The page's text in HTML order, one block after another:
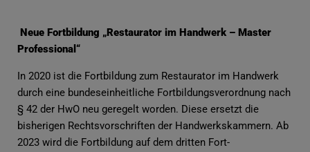
Neue Fortbildung „Restaurator im Handwerk – Master
Professional“
In 2020 ist die Fortbildung zum Restaurator im Handwerk
durch eine bundeseinheitliche Fortbildungsverordnung nach
§ 42 der HwO neu geregelt worden. Diese ersetzt die
bisherigen Rechtsvorschriften der Handwerkskammern. Ab
2023 wird die Fortbildung auf dem dritten Fort-